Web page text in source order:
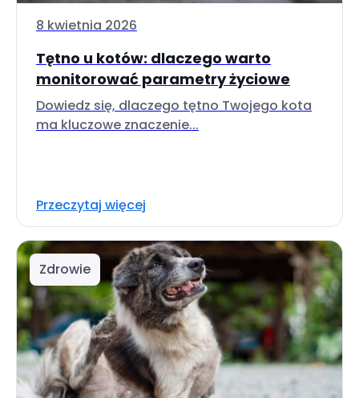
8 kwietnia 2026
Tętno u kotów: dlaczego warto
monitorować parametry życiowe
Dowiedz się, dlaczego tętno Twojego kota
ma kluczowe znaczenie...
Przeczytaj więcej
Zdrowie